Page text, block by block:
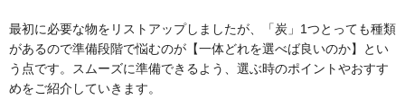
最初に必要な物をリストアップしましたが、「炭」1つとっても種類
があるので準備段階で悩むのが【一体どれを選べば良いのか】とい
う点です。スムーズに準備できるよう、選ぶ時のポイントやおすす
めをご紹介していきます。